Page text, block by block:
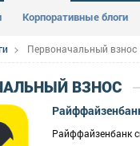
Корпоративные блоги
Первоначальный взнос
ВЗНОС
Райффайзенбанк